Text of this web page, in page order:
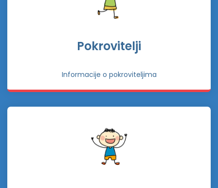
Pokrovitelji
Informacije o pokroviteljima